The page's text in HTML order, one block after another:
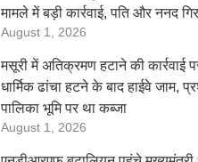
मामले में बड़ी कार्रवाई, पति और ननद
August 1, 2026
मसूरी में अतिक्रमण हटाने की कार्रवाई
धार्मिक ढांचा हटने के बाद हाईवे जाम,
पालिका भूमि पर था कब्जा
August 1, 2026